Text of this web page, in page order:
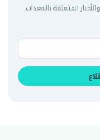
المتعلقة بالمعدات